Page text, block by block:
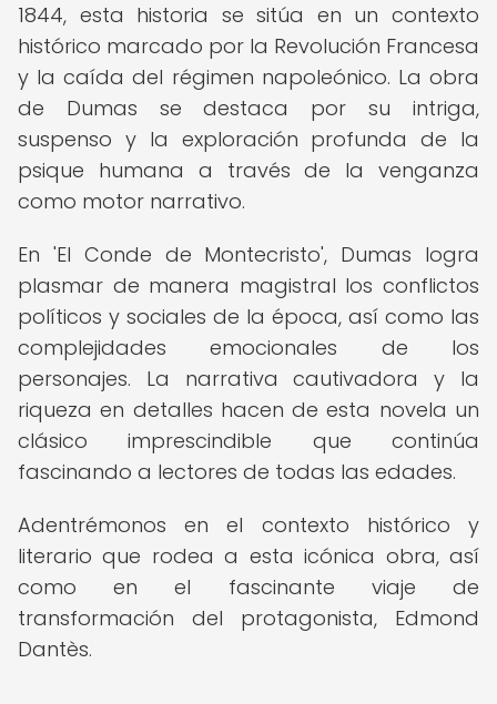
1844, esta historia se sitúa en un contexto
histórico marcado por la Revolución Francesa
y la caída del régimen napoleónico. La obra
de Dumas se destaca por su intriga,
suspenso y la exploración profunda de la
psique humana a través de la venganza
como motor narrativo.
En 'El Conde de Montecristo', Dumas logra
plasmar de manera magistral los conflictos
políticos y sociales de la época, así como las
complejidades emocionales de los
personajes. La narrativa cautivadora y la
riqueza en detalles hacen de esta novela un
clásico imprescindible que continúa
fascinando a lectores de todas las edades.
Adentrémonos en el contexto histórico y
literario que rodea a esta icónica obra, así
como en el fascinante viaje de
transformación del protagonista, Edmond
Dantès.